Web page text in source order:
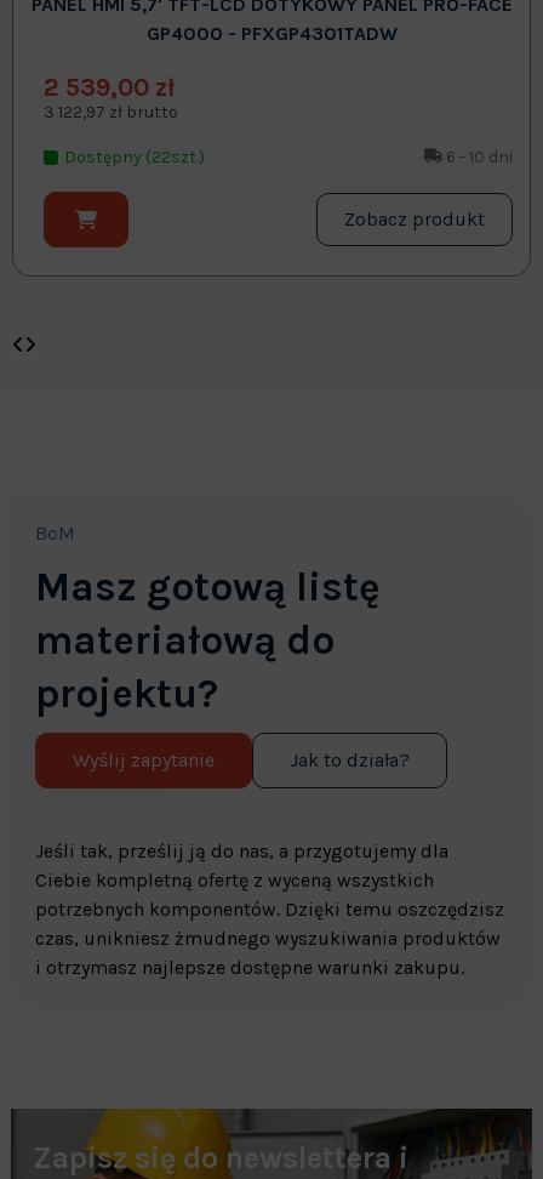
GP4000 - PFXGP4301TADW
2 539,00 zł
3 122,97 zł brutto
Dostępny (22szt.) 6 - 10 dni
Zobacz produkt
BoM
Masz gotową listę
materiałową do
projektu?
Wyślij zapytanie Jak to działa?
Jeśli tak, prześlij ją do nas, a przygotujemy dla
Ciebie kompletną ofertę z wyceną wszystkich
potrzebnych komponentów. Dzięki temu oszczędzisz
czas, unikniesz żmudnego wyszukiwania produktów
i otrzymasz najlepsze dostępne warunki zakupu.
Zapisz się do newslettera i